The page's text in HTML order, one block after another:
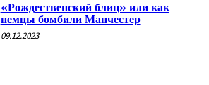
«Рождественский блиц» или как
немцы бомбили Манчестер
09.12.2023